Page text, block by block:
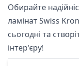
Обирайте
ламінат Swiss
сьогодні та
інтер'єру!